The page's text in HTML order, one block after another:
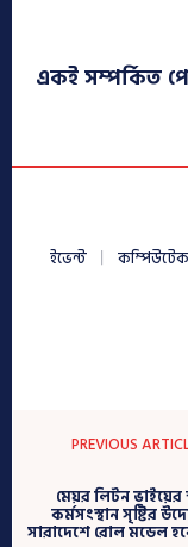
একই সম্পর্কিত
ইভেন্ট কম্পিউটেক
PREVIOUS
মেয়র লিটন ভাইয়ের
কর্মসংস্থান সৃষ্টির
সারাদেশে রোল মডেল